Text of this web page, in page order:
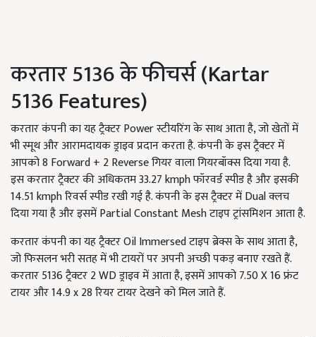
करतार 5136 के फीचर्स (Kartar
5136 Features)
करतार कंपनी का यह ट्रैक्टर Power स्टीयरिंग के साथ आता है, जो खेतों में
भी स्मूथ और आरामदायक ड्राइव प्रदान करता है. कंपनी के इस ट्रैक्टर में
आपको 8 Forward + 2 Reverse गियर वाला गियरबॉक्स दिया गया है.
इस करतार ट्रैक्टर की अधिकतम 33.27 kmph फॉरवर्ड स्पीड है और इसकी
14.51 kmph रिवर्स स्पीड रखी गई है. कंपनी के इस ट्रैक्टर में Dual क्लच
दिया गया है और इसमें Partial Constant Mesh टाइप ट्रांसमिशन आता है.
करतार कंपनी का यह ट्रैक्टर Oil Immersed टाइप ब्रेक्स के साथ आता है,
जो फिसलन भरी सतह में भी टायरों पर अपनी अच्छी पकड़ बनाए रखते हैं.
करतार 5136 ट्रैक्टर 2 WD ड्राइव में आता है, इसमें आपको 7.50 X 16 फ्रंट
टायर और 14.9 x 28 रियर टायर देखने को मिल जाते हैं.